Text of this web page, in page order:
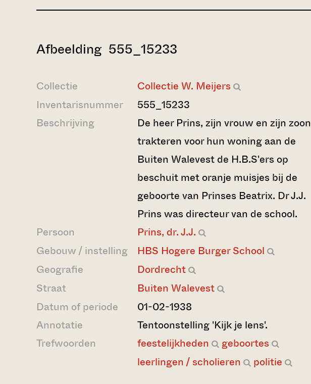
Afbeelding 555_15233
Collectie
Collectie W. Meijers
Inventarisnummer
555_15233
Beschrijving
De heer Prins, zijn vrouw en zijn zoon
trakteren voor hun woning aan de
Buiten Walevest de H.B.S'ers op
beschuit met oranje muisjes bij de
geboorte van Prinses Beatrix. Dr J.J.
Prins was directeur van de school.
Persoon
Prins, dr. J.J.
Gebouw / instelling
HBS Hogere Burger School
Geografie
Dordrecht
Straat
Buiten Walevest
Datum of periode
01-02-1938
Annotatie
Tentoonstelling 'Kijk je lens'.
Trefwoorden
feestelijkheden
geboortes
leerlingen / scholieren
politie